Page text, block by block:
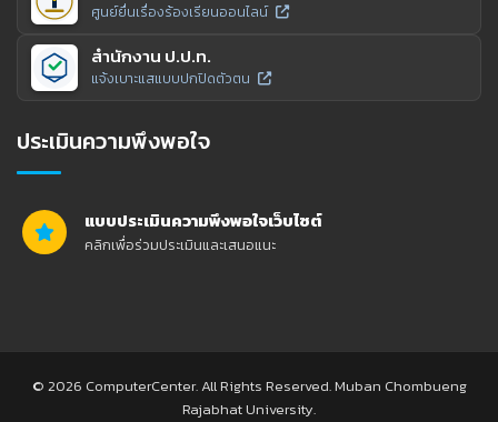
ศูนย์ยื่นเรื่องร้องเรียนออนไลน์
สำนักงาน ป.ป.ท.
แจ้งเบาะแสแบบปกปิดตัวตน
ประเมินความพึงพอใจ
แบบประเมินความพึงพอใจเว็บไซต์
คลิกเพื่อร่วมประเมินและเสนอแนะ
© 2026 ComputerCenter. All Rights Reserved. Muban Chombueng
Rajabhat University.